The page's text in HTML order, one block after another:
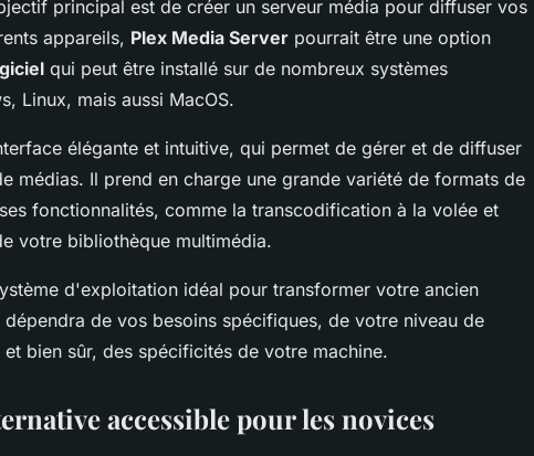
principal est de créer un serveur média pour diffuser vos
appareils, Plex Media Server pourrait être une option
qui peut être installé sur de nombreux systèmes
Linux, mais aussi MacOS.
élégante et intuitive, qui permet de gérer et de diffuser
médias. Il prend en charge une grande variété de formats de
fonctionnalités, comme la transcodification à la volée et
votre bibliothèque multimédia.
d'exploitation idéal pour transformer votre ancien
de vos besoins spécifiques, de votre niveau de
bien sûr, des spécificités de votre machine.
accessible pour les novices